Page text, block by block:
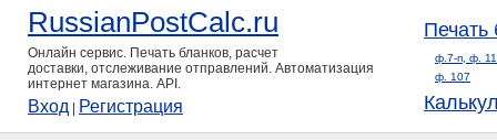
RussianPostCalc.ru
Онлайн сервис. Печать бланков, расчет
доставки, отслеживание отправлений. Автоматизация
интернет магазина. API.
Вход Регистрация
Печать
ф.7-п, ф.
ф. 107